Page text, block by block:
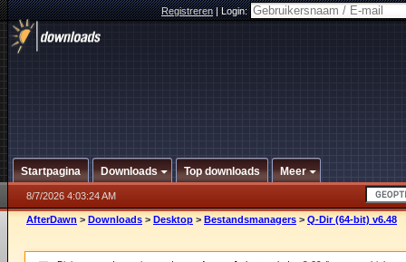
Registreren|Login:
Startpagina Downloads Top downloads Meer
8/7/2026 4:03:24 AM
AfterDawn > Downloads > Desktop > Bestandsmanagers > Q-Dir (64-bit) v6.48